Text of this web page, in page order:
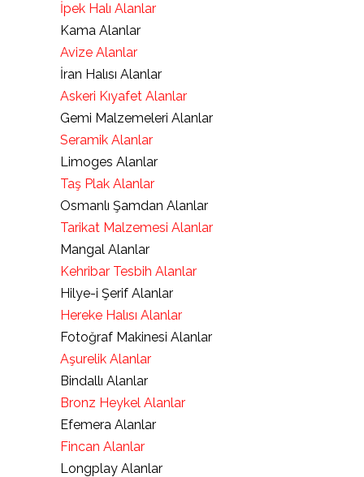
İpek Halı Alanlar
Kama Alanlar
Avize Alanlar
İran Halısı Alanlar
Askeri Kıyafet Alanlar
Gemi Malzemeleri Alanlar
Seramik Alanlar
Limoges Alanlar
Taş Plak Alanlar
Osmanlı Şamdan Alanlar
Tarikat Malzemesi Alanlar
Mangal Alanlar
Kehribar Tesbih Alanlar
Hilye-i Şerif Alanlar
Hereke Halısı Alanlar
Fotoğraf Makinesi Alanlar
Aşurelik Alanlar
Bindallı Alanlar
Bronz Heykel Alanlar
Efemera Alanlar
Fincan Alanlar
Longplay Alanlar